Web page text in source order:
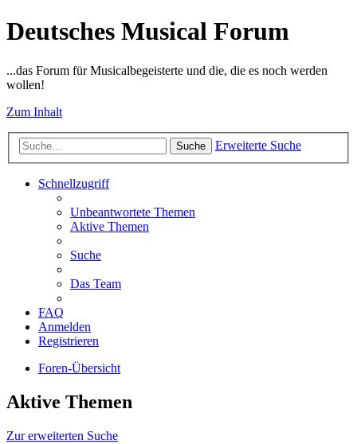
Deutsches Musical Forum
...das Forum für Musicalbegeisterte und die, die es noch werden
wollen!
Zum Inhalt
Suche Erweiterte Suche
Schnellzugriff
Unbeantwortete Themen
Aktive Themen
Suche
Das Team
FAQ
Anmelden
Registrieren
Foren-Übersicht
Aktive Themen
Zur erweiterten Suche